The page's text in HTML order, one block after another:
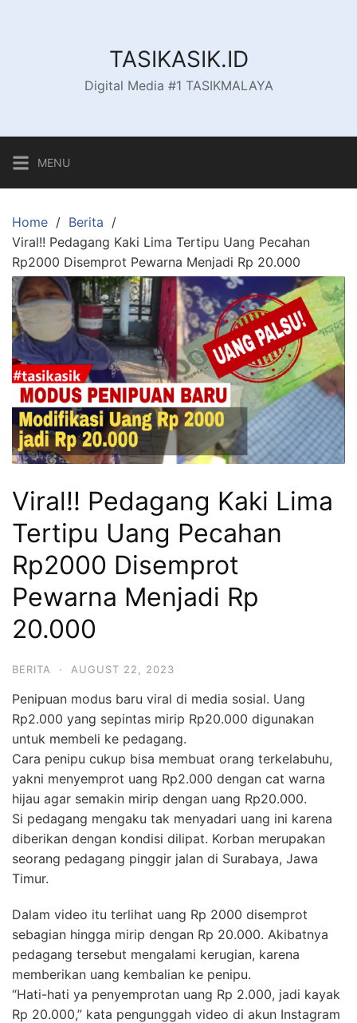
TASIKASIK.ID
Digital Media #1 TASIKMALAYA
MENU
Home
Berita
Viral!! Pedagang Kaki Lima Tertipu Uang Pecahan
Rp2000 Disemprot Pewarna Menjadi Rp 20.000
Viral!! Pedagang Kaki Lima
Tertipu Uang Pecahan
Rp2000 Disemprot
Pewarna Menjadi Rp
20.000
BERITA · AUGUST 22, 2023
Penipuan modus baru viral di media sosial. Uang
Rp2.000 yang sepintas mirip Rp20.000 digunakan
untuk membeli ke pedagang.
Cara penipu cukup bisa membuat orang terkelabuhu,
yakni menyemprot uang Rp2.000 dengan cat warna
hijau agar semakin mirip dengan uang Rp20.000.
Si pedagang mengaku tak menyadari uang ini karena
diberikan dengan kondisi dilipat. Korban merupakan
seorang pedagang pinggir jalan di Surabaya, Jawa
Timur.
Dalam video itu terlihat uang Rp 2000 disemprot
sebagian hingga mirip dengan Rp 20.000. Akibatnya
pedagang tersebut mengalami kerugian, karena
memberikan uang kembalian ke penipu.
“Hati-hati ya penyemprotan uang Rp 2.000, jadi kayak
Rp 20.000,” kata pengunggah video di akun Instagram